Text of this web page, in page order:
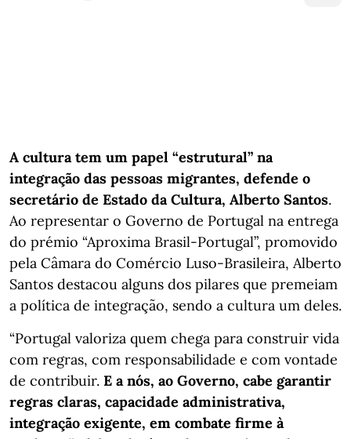
A cultura tem um papel “estrutural” na
integração das pessoas migrantes, defende o
secretário de Estado da Cultura, Alberto Santos.
Ao representar o Governo de Portugal na entrega
do prémio “Aproxima Brasil-Portugal”, promovido
pela Câmara do Comércio Luso-Brasileira, Alberto
Santos destacou alguns dos pilares que premeiam
a política de integração, sendo a cultura um deles.
“Portugal valoriza quem chega para construir vida
com regras, com responsabilidade e com vontade
de contribuir. E a nós, ao Governo, cabe garantir
regras claras, capacidade administrativa,
integração exigente, em combate firme à